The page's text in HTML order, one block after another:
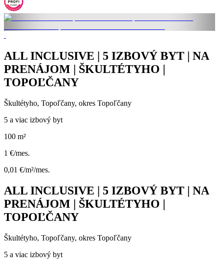
ALL INCLUSIVE | 5 IZBOVÝ BYT | NA
PRENÁJOM | ŠKULTÉTYHO |
TOPOĽČANY
Škultétyho, Topoľčany, okres Topoľčany
5 a viac izbový byt
100 m²
1 €/mes.
0,01 €/m²/mes.
ALL INCLUSIVE | 5 IZBOVÝ BYT | NA
PRENÁJOM | ŠKULTÉTYHO |
TOPOĽČANY
Škultétyho, Topoľčany, okres Topoľčany
5 a viac izbový byt